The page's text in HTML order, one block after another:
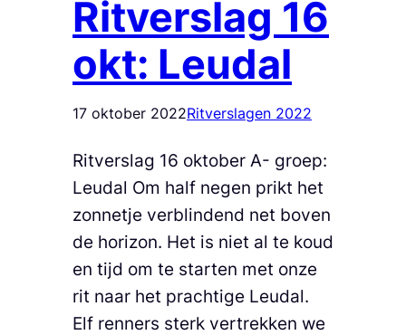
Ritverslag 16
okt: Leudal
17 oktober 2022Ritverslagen 2022
Ritverslag 16 oktober A- groep:
Leudal Om half negen prikt het
zonnetje verblindend net boven
de horizon. Het is niet al te koud
en tijd om te starten met onze
rit naar het prachtige Leudal.
Elf renners sterk vertrekken we